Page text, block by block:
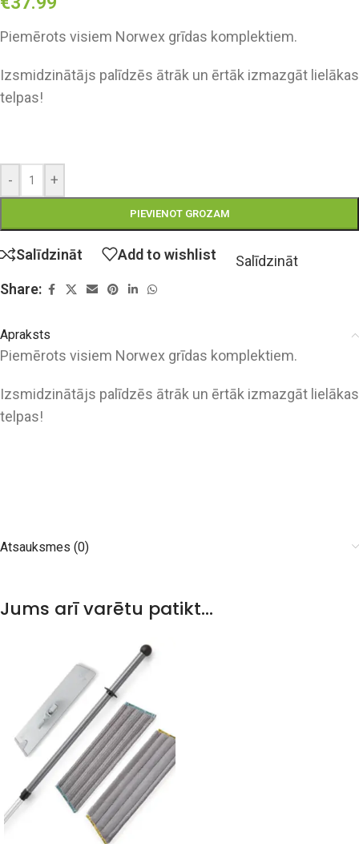
Piemērots visiem Norwex grīdas komplektiem.
Izsmidzinātājs palīdzēs ātrāk un ērtāk izmazgāt lielākas
telpas!
- +
PIEVIENOT GROZAM
Salīdzināt Add to wishlist
Salīdzināt
Share:
Apraksts
Piemērots visiem Norwex grīdas komplektiem.
Izsmidzinātājs palīdzēs ātrāk un ērtāk izmazgāt lielākas
telpas!
Atsauksmes (0)
Jums arī varētu patikt…